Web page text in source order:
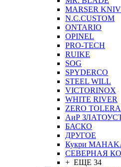
MARSER
N.C.CUSTOM
ONTARIO
OPINEL
PRO-TECH
RUIKE
SOG
SPYDERCO
STEEL WILL
VICTORINOX
WHITE RIVER
ZERO
АиР
БАСКО
ДРУГОЕ
Кукри
СЕВЕРНАЯ
+ ЕЩЕ 34